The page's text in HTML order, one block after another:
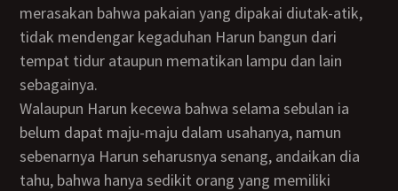
merasakan bahwa pakaian yang dipakai diutak-atik,
tidak mendengar kegaduhan Harun bangun dari
tempat tidur ataupun mematikan lampu dan lain
sebagainya.
Walaupun Harun kecewa bahwa selama sebulan ia
belum dapat maju-maju dalam usahanya, namun
sebenarnya Harun seharusnya senang, andaikan dia
tahu, bahwa hanya sedikit orang yang memiliki